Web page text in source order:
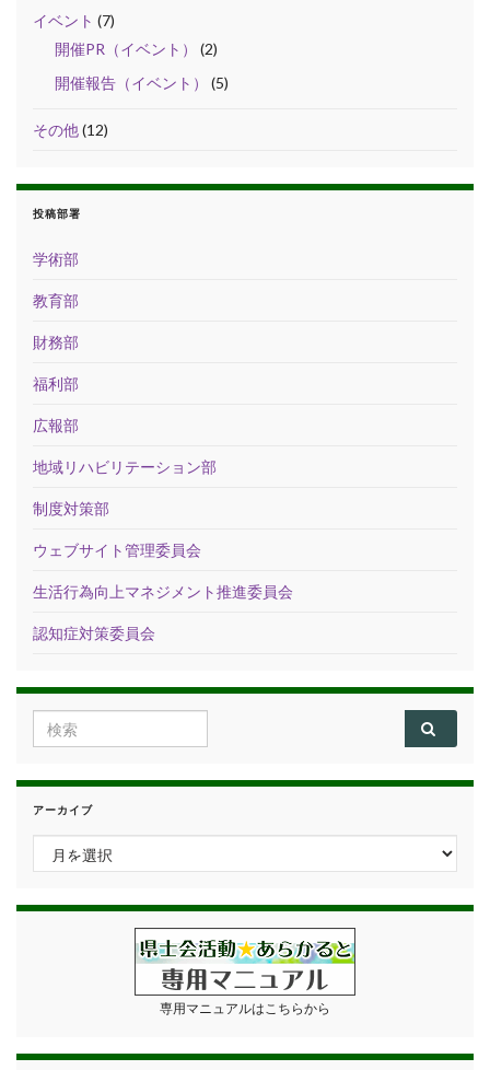
イベント (7)
開催PR（イベント）
(2)
開催報告（イベント）
(5)
その他(12)
投稿部署
学術部
教育部
財務部
福利部
広報部
地域リハビリテーション部
制度対策部
ウェブサイト管理委員会
生活行為向上マネジメント推進委員会
認知症対策委員会
Search for:
アーカイブ
アーカイブ
専用マニュアルはこちらから